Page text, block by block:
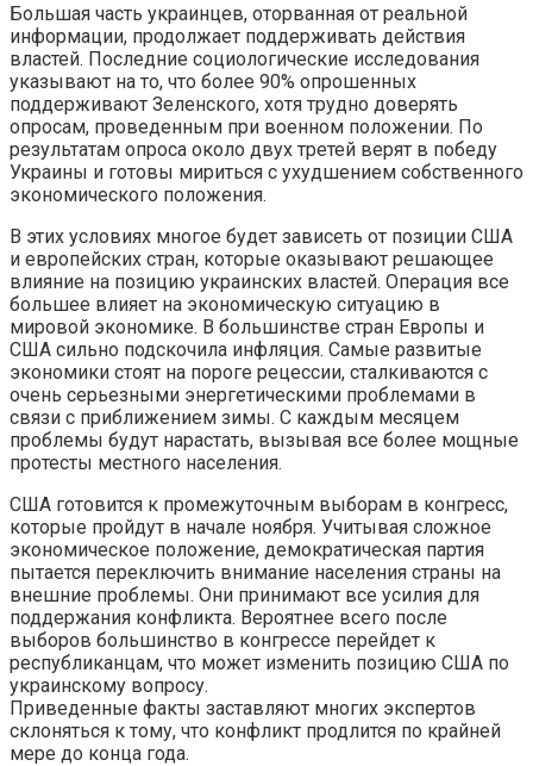
Большая часть украинцев, оторванная от реальной
информации, продолжает поддерживать действия
властей. Последние социологические исследования
указывают на то, что более 90% опрошенных
поддерживают Зеленского, хотя трудно доверять
опросам, проведенным при военном положении. По
результатам опроса около двух третей верят в победу
Украины и готовы мириться с ухудшением собственного
экономического положения.
В этих условиях многое будет зависеть от позиции США
и европейских стран, которые оказывают решающее
влияние на позицию украинских властей. Операция все
большее влияет на экономическую ситуацию в
мировой экономике. В большинстве стран Европы и
США сильно подскочила инфляция. Самые развитые
экономики стоят на пороге рецессии, сталкиваются с
очень серьезными энергетическими проблемами в
связи с приближением зимы. С каждым месяцем
проблемы будут нарастать, вызывая все более мощные
протесты местного населения.
США готовится к промежуточным выборам в конгресс,
которые пройдут в начале ноября. Учитывая сложное
экономическое положение, демократическая партия
пытается переключить внимание населения страны на
внешние проблемы. Они принимают все усилия для
поддержания конфликта. Вероятнее всего после
выборов большинство в конгрессе перейдет к
республиканцам, что может изменить позицию США по
украинскому вопросу.
Приведенные факты заставляют многих экспертов
склоняться к тому, что конфликт продлится по крайней
мере до конца года.